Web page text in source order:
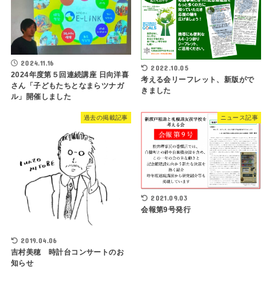
2024.11.16
2024年度第５回連続講座 日向洋喜
さん「子どもたちとなまらツナガ
ル」開催しました
2022.10.05
考える会リーフレット、新版がで
きました
過去の掲載記事
2019.04.06
吉村美穂 時計台コンサートのお
知らせ
ニュース記事
2021.09.03
会報第9号発行